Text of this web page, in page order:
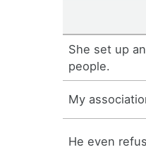
She set up
people.
My
He even